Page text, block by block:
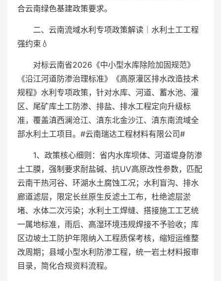
合云南绿色基建政策要求。
二、云南流域水利专项政策解读｜水利土工工程
强约束💧
对标云南省2026《中小型水库除险加固规范》
《沿江河道防渗治理标准》《高原灌区排水改造技术
规程》水利专项政策，针对水库、河道、蓄水池、灌
区、尾矿库土工防渗、排盐、排水工程定向升级标
准，覆盖滇西澜沧江、滇东北金沙江、滇东南流域全
部水利土工项目。#云南瑞达工程材料有限公司#
1、政策核心细则：省内水库坝体、河道堤身防渗
土工膜，强制要求耐盐碱、抗UV高原改性参数，匹配
云南干热河谷、环湖水土腐蚀工况；水利盲沟、排水
廊道滤层，限定长丝原生反滤土工布，杜绝滤层淤
堵、水体二次污染；水利土工焊缝、搭接施工工艺统
一属地标准，雨后、高湿环境违规焊接不予验收；库
区边坡土工防护年限纳入工程质保考核，缩短运维整
改周期；县域小型水利防渗工程，统一岩土材料报审
目录，简化合规资料流程。